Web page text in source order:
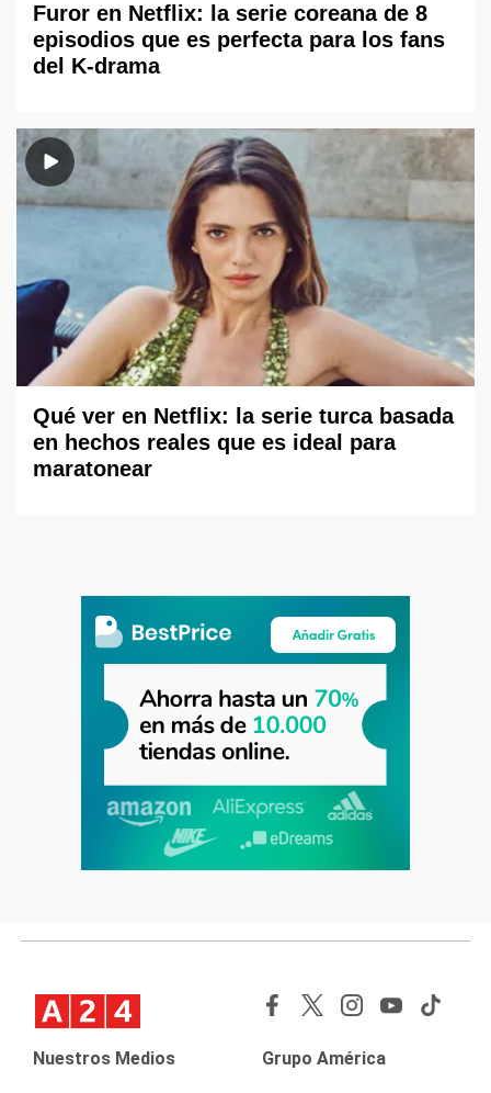
Furor en Netflix: la serie coreana de 8
episodios que es perfecta para los fans
del K-drama
Qué ver en Netflix: la serie turca basada
en hechos reales que es ideal para
maratonear
Nuestros Medios Grupo América